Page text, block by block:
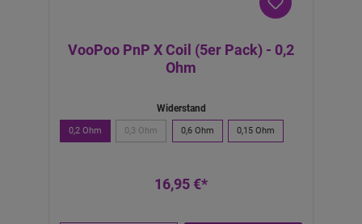
VooPoo PnP X Coil (5er Pack) - 0,2
Ohm
Widerstand
0,2 Ohm 0,3 Ohm 0,6 Ohm 0,15 Ohm
16,95 €*